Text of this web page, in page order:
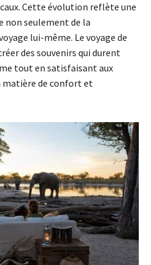
Cette évolution reflète une
non seulement de la
lui-même. Le voyage de
des souvenirs qui durent
tout en satisfaisant aux
matière de confort et